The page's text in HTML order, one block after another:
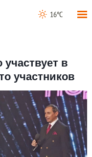
16°C
в
участников